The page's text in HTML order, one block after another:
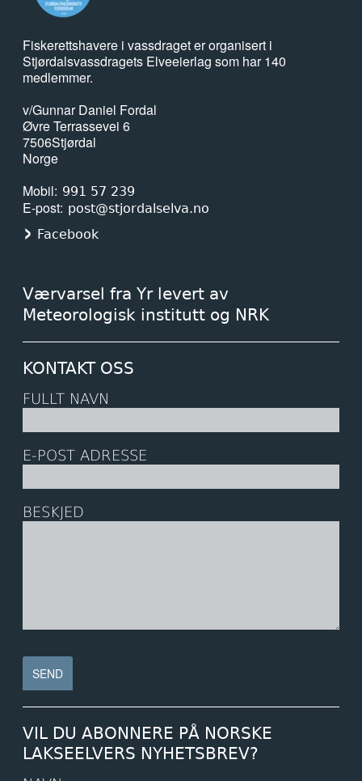
Fiskerettshavere i vassdraget er organisert i
Stjørdalsvassdragets Elveeierlag som har 140
medlemmer.
v/Gunnar Daniel Fordal
Øvre Terrassevei 6
7506Stjørdal
Norge
Mobil
991 57 239
E-post post@stjordalselva.no
Facebook
Værvarsel fra Yr levert av
Meteorologisk institutt og NRK
KONTAKT OSS
FULLT NAVN
E-POST ADRESSE
BESKJED
VIL DU ABONNERE PÅ NORSKE
LAKSEELVERS NYHETSBREV?